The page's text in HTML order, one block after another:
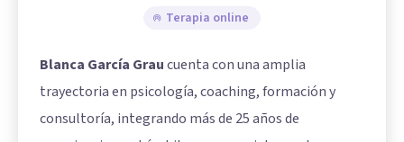
Terapia online
Blanca García Graucuenta con una amplia
trayectoria en psicología, coaching, formación y
consultoría, integrando más de 25 años de